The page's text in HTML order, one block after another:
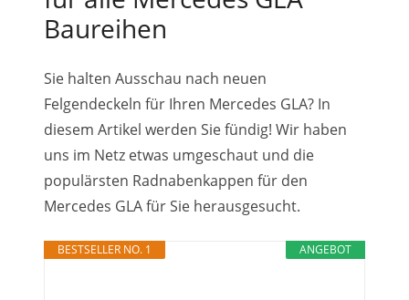
Baureihen
Sie halten Ausschau nach neuen
Felgendeckeln für Ihren Mercedes GLA? In
diesem Artikel werden Sie fündig! Wir haben
uns im Netz etwas umgeschaut und die
populärsten Radnabenkappen für den
Mercedes GLA für Sie herausgesucht.
ANGEBOT
BESTSELLER NO. 1